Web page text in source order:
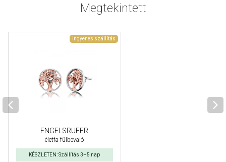
Megtekintett
Ingyenes szállítás
ENGELSRUFER
életfa fülbevaló
KÉSZLETEN: Szállítás 3–5 nap